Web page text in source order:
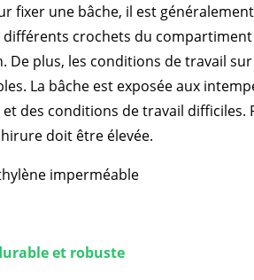
fixer une bâche, il est
crochets du
plus, les conditions de travail
La bâche est exposée aux
des conditions de travail difficiles.
doit être élevée.
et robuste